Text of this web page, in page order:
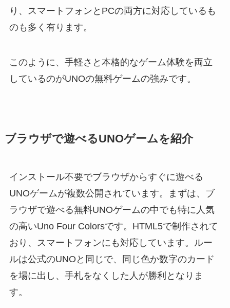
り、スマートフォンとPCの両方に対応しているも
のも多く有ります。
このように、手軽さと本格的なゲーム体験を両立
しているのがUNOの無料ゲームの強みです。
ブラウザで遊べるUNOゲームを紹介
インストール不要でブラウザからすぐに遊べる
UNOゲームが複数公開されています。まずは、ブ
ラウザで遊べる無料UNOゲームの中でも特に人気
の高いUno Four Colorsです。HTML5で制作されて
おり、スマートフォンにも対応しています。ルー
ルは公式のUNOと同じで、同じ色か数字のカード
を場に出し、手札をなくした人が勝利となりま
す。